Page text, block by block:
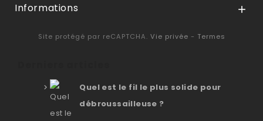
Informations 
Site protégé par reCAPTCHA. Vie privée - Termes
Quel est le fil le plus solide pour
débroussailleuse ?